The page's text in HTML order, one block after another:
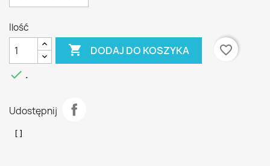
Ilość
 DODAJ DO KOSZYKA
favorite_border
 .
Udostępnij